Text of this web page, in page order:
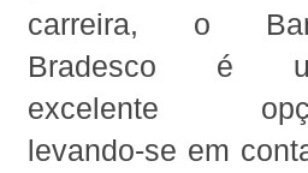
carreira, o
Bradesco é
excelente
levando-se em